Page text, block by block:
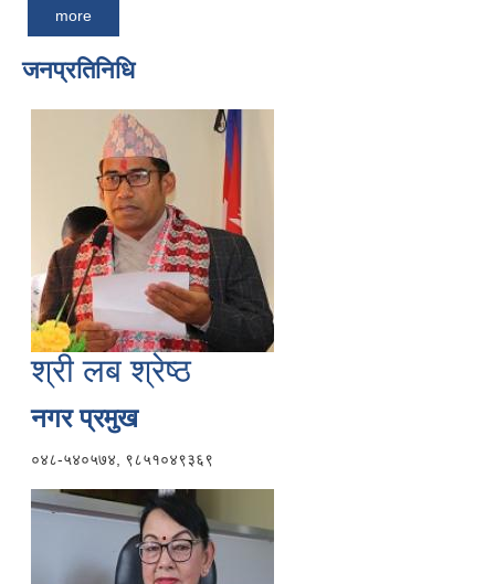
more
जनप्रतिनिधि
श्री लब श्रेष्ठ
नगर प्रमुख
०४८-५४०५७४, ९८५१०४९३६९